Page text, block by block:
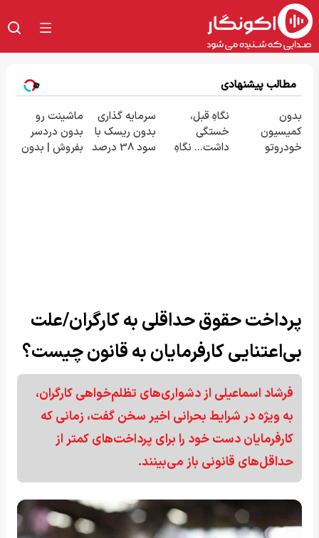
مطالب پیشنهادی
بدون
کمیسیون
خودروتو
نگاهِ قبل،
خستگی
داشت... نگاهِ
سرمایه گذاری
بدون ریسک با
سود 38 درصد
ماشینت رو
بدون دردسر
بفروش | بدون
پرداخت حقوق حداقلی به کارگران/علت
بی‌اعتنایی کارفرمایان به قانون چیست؟
فرشاد اسماعیلی از دشواری‌های تظلم‌خواهی کارگران،
به ویژه در شرایط بحرانی اخیر سخن گفت، زمانی که
کارفرمایان دست خود را برای پرداخت‌های کمتر از
حداقل‌های قانونی باز می‌بینند.